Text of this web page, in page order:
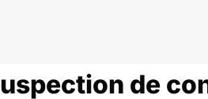
de